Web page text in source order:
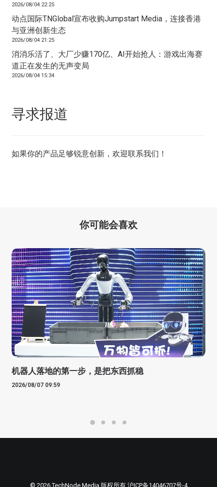
2026/08/04 22:25
动点国际TNGlobal宣布收购Jumpstart Media，连接香港
与亚洲创新生态
2026/08/04 21:25
消消乐活了、大厂少赚170亿、AI开始抢人：游戏出海赛
道正在发生的无声变局
2026/08/04 15:34
寻求报道
如果你的产品足够锐意创新，欢迎联系我们 ！
你可能会喜欢
机器人落地的第一步，是把东西抓稳
2026/08/07 09:59
© 2026 TechNode Media 版权所有 沪ICP备14046707号-4